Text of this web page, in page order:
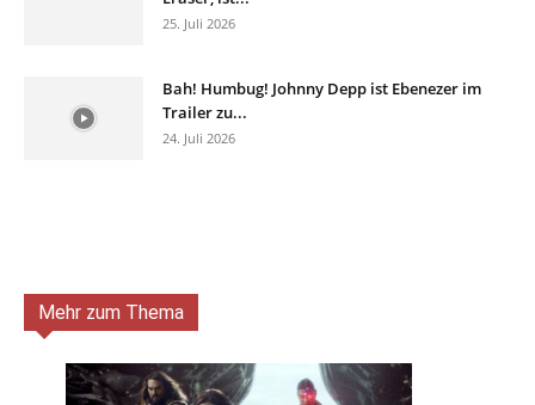
25. Juli 2026
Bah! Humbug! Johnny Depp ist Ebenezer im
Trailer zu...
24. Juli 2026
Mehr zum Thema